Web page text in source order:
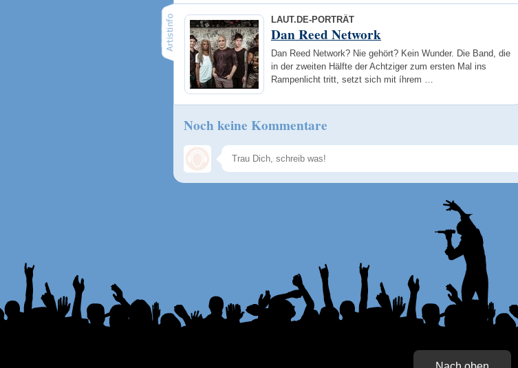
LAUT.DE-PORTRÄT
Dan Reed Network
Dan Reed Network? Nie gehört? Kein Wunder. Die Band, die
in der zweiten Hälfte der Achtziger zum ersten Mal ins
Rampenlicht tritt, setzt sich mit íhrem …
Noch keine Kommentare
Speichern